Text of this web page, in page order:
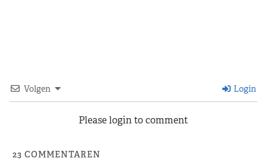
Volgen Login
Please login to comment
23 COMMENTAREN